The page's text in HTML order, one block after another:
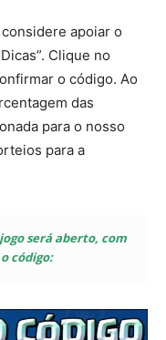
apoiar o
Clique no
o código. Ao
das
para o nosso
para a
será aberto, com
código: